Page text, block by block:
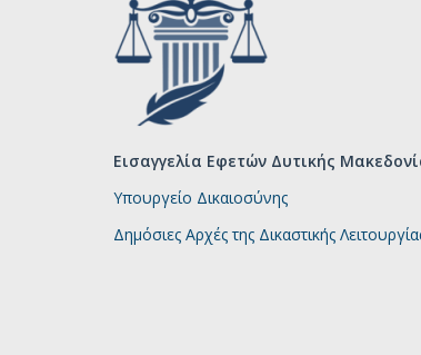
Εισαγγελία Εφετών Δυτικής
Υπουργείο Δικαιοσύνης
Δημόσιες Αρχές της Δικαστικής